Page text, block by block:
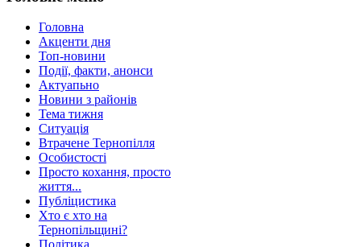
Головна
Акценти дня
Топ-новини
Події, факти, анонси
Актуапьно
Новини з районів
Тема тижня
Ситуація
Втрачене Тернопілля
Особистості
Просто кохання, просто
життя...
Публіцистика
Хто є хто на
Тернопільщині?